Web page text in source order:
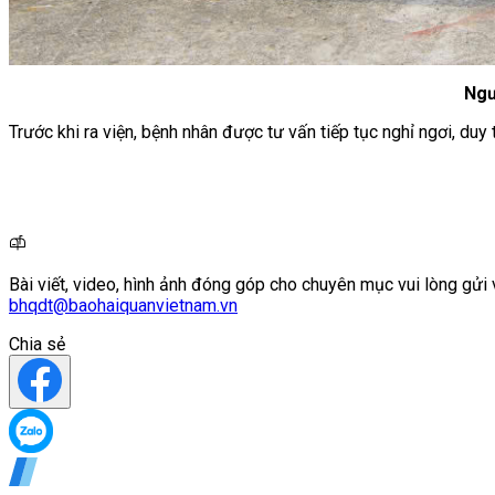
Trước khi ra viện, bệnh nhân được tư vấn tiếp tục nghỉ ngơi,
Bài viết, video, hình ảnh đóng góp cho chuyên mục vui lòng gửi
bhqdt@baohaiquanvietnam.vn
Chia sẻ